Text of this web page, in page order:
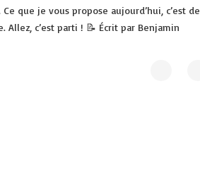
que je vous propose aujourd’hui, c’est de
c’est parti ! 📝 Écrit par Benjamin